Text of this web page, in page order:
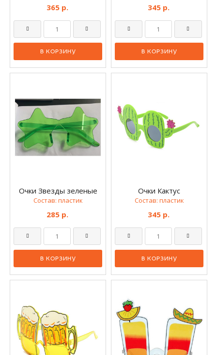
365 р. 345 р.
Очки Звезды зеленые
Состав: пластик
285 р.
Очки Кактус
Состав: пластик
345 р.